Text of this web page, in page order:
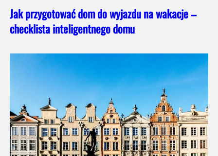
Jak przygotować dom do wyjazdu na wakacje –
checklista inteligentnego domu